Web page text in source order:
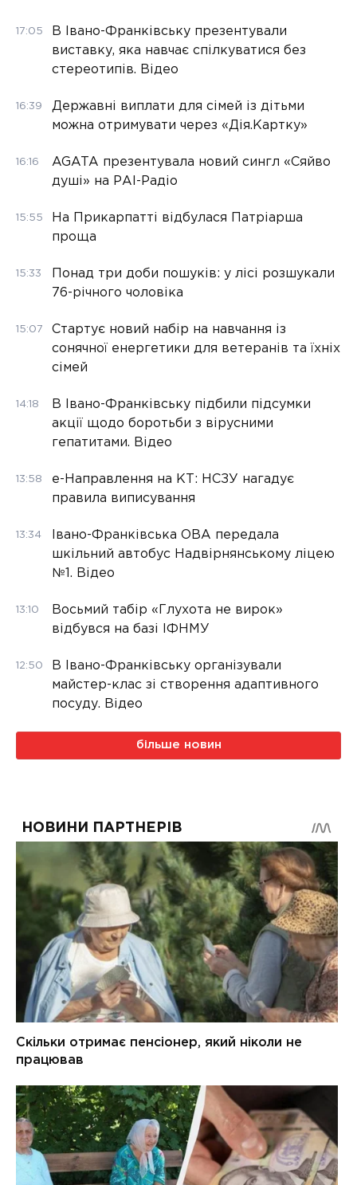
17:05
В Івано-Франківську презентували
виставку, яка навчає спілкуватися без
стереотипів. Відео
16:39
Державні виплати для сімей із дітьми
можна отримувати через «Дія.Картку»
16:16
AGATA презентувала новий сингл «Сяйво
душі» на РАІ-Радіо
15:55
На Прикарпатті відбулася Патріарша
проща
15:33
Понад три доби пошуків: у лісі розшукали
76-річного чоловіка
15:07
Стартує новий набір на навчання із
сонячної енергетики для ветеранів та їхніх
сімей
14:18
В Івано-Франківську підбили підсумки
акції щодо боротьби з вірусними
гепатитами. Відео
13:58
е-Направлення на КТ: НСЗУ нагадує
правила виписування
13:34
Івано-Франківська ОВА передала
шкільний автобус Надвірнянському ліцею
№1. Відео
13:10
Восьмий табір «Глухота не вирок»
відбувся на базі ІФНМУ
12:50
В Івано-Франківську організували
майстер-клас зі створення адаптивного
посуду. Відео
більше новин